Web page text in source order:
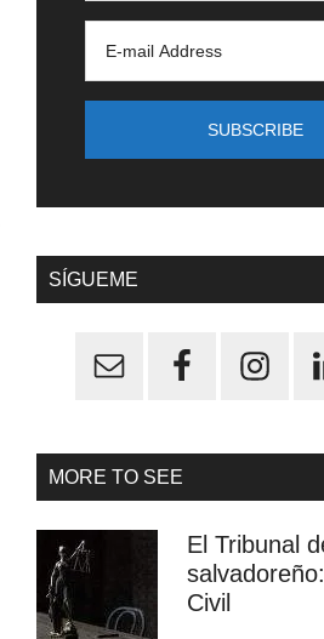
SÍGUEME
MORE TO SEE
El Tribunal
Civil